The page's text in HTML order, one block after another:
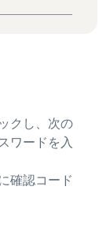
クし、次の
ワードを入
確認コード